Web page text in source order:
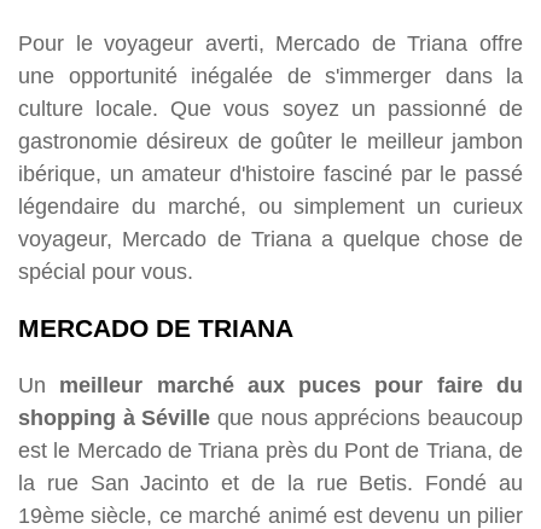
Pour le voyageur averti, Mercado de Triana offre
une opportunité inégalée de s'immerger dans la
culture locale. Que vous soyez un passionné de
gastronomie désireux de goûter le meilleur jambon
ibérique, un amateur d'histoire fasciné par le passé
légendaire du marché, ou simplement un curieux
voyageur, Mercado de Triana a quelque chose de
spécial pour vous.
MERCADO DE TRIANA
Un meilleur marché aux puces pour faire du
shopping à Séville que nous apprécions beaucoup
est le Mercado de Triana près du Pont de Triana, de
la rue San Jacinto et de la rue Betis. Fondé au
19ème siècle, ce marché animé est devenu un pilier